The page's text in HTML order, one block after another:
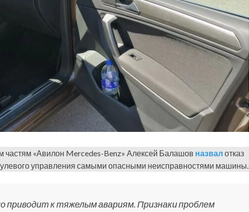
частям «Авилон Mercedes-Benz» Алексей Балашов назвал отказ
управления самыми опасными неисправностями машины.
приводит к тяжелым авариям. Признаки проблем